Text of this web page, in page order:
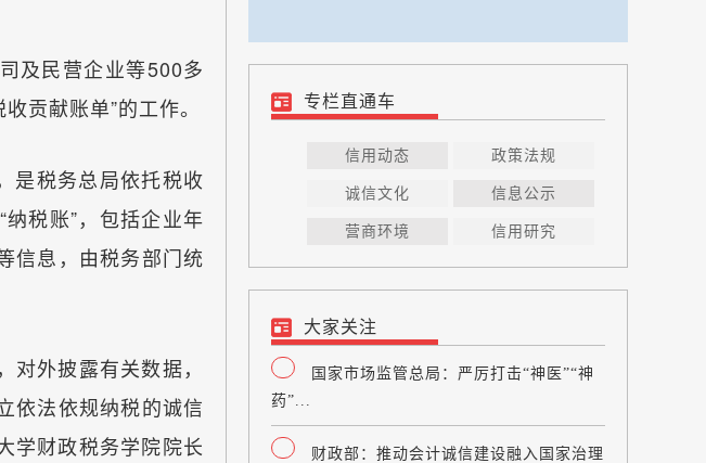
及民营企业等500多
贡献账单”的工作。
是税务总局依托税收
税账”，包括企业年
信息，由税务部门统
外披露有关数据，
依法依规纳税的诚信
学财政税务学院院长
专栏直通车
信用动态 政策法规
诚信文化 信息公示
营商环境 信用研究
大家关注
国家市场监管总局：严厉打击“神医”“神
药”...
财政部：推动会计诚信建设融入国家治理